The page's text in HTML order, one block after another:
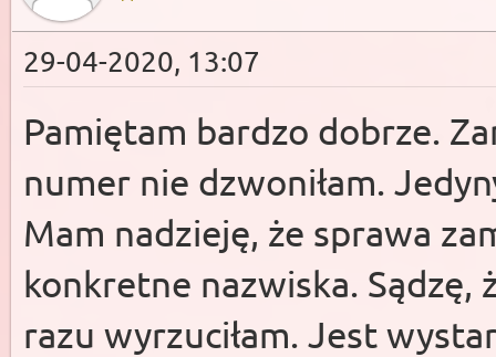
29-04-2020, 13:07
Pamiętam bardzo dobrze.
numer nie dzwoniłam.
Mam nadzieję, że sprawa
konkretne nazwiska. Sądzę,
razu wyrzuciłam. Jest